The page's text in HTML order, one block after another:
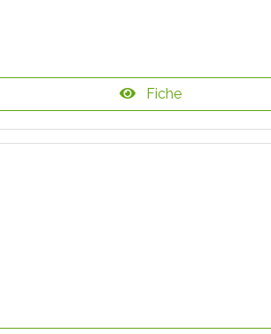
Fiche